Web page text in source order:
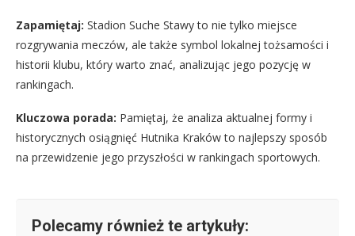
Zapamiętaj: Stadion Suche Stawy to nie tylko miejsce
rozgrywania meczów, ale także symbol lokalnej tożsamości i
historii klubu, który warto znać, analizując jego pozycję w
rankingach.
Kluczowa porada: Pamiętaj, że analiza aktualnej formy i
historycznych osiągnięć Hutnika Kraków to najlepszy sposób
na przewidzenie jego przyszłości w rankingach sportowych.
Polecamy również te artykuły: